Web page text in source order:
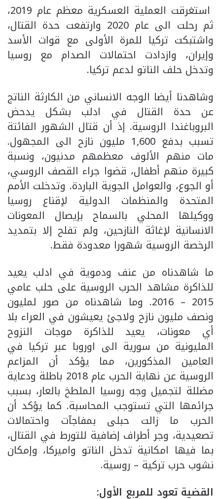
استغرقت العملية العسكرية معظم عام 2019،
ثم رحلت الى عام 2020 وارتفعت حدة القتال،
واشتبكت تركيا للمرة الأولى مع قوات الأسد
وإيران، وازدادت احتمالات الصدام مع روسيا
وتدخل حلف الناتو لدعم تركيا.
وشاهدنا أيضا الوجه الانساني من الكارثة الناتج
عن حدة القتال في ادلب بشكل يدحض
البروباغندا الروسية. إذ أن قتال الشهور الفائتة
تسبب بدفع 1,600 مليون نازح الى المجهول.
مات منهم الألوف معظمهم مدنيون، ونسبة
كبيرة منهم أطفال، قضوا جراء القصف الروسي،
أو الجوع، والعوامل الجوية الباردة. وتدخلت الأمم
المتحدة والمنظمات الدولية لإقناع روسيا
ووكيلها المحلي بالسماح بإيصال المعونات
الانسانية لإغاثة النازحين، ولم تفلح إلا بتمديد
الرخصة الروسية شهورا معدودة فقط.
ما شاهدناه من عنف ودموية في ادلب يعيد
للذاكرة مشاهد الحرب الروسية على حلب عامي
2015 – 2016. وما شاهدناه من صور لمليون
ونصف مليون نازح ولاجئ يعيشون في العراء بلا
أي معونات، يعيد للذاكرة موجات النزوح
المليونية من سورية الى اوروبا عبر تركيا في
العامين المذكورين، مما يؤكد أن المزاعم
الروسية عن نهاية الحرب عام 2018 باطلة ودعاية
مضللة لتجميل وجه روسيا الملطخ بالعار، بسبب
جرائمها التي تستوجب المحاسبة. كما يؤكد أن
الحرب ما زالت حبلى بمفاجآت واحتمالات
تصعيدية، وجر أطراف إضافية للتورط في القتال،
بما فيها امكانية تدخل الناتو واميركا، وإمكان
نشوب حرب تركية – روسية.
القضية تعود للمربع الأول: